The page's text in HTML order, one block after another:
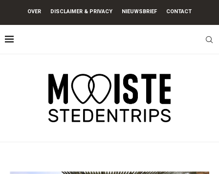
OVER DISCLAIMER & PRIVACY NIEUWSBRIEF CONTACT